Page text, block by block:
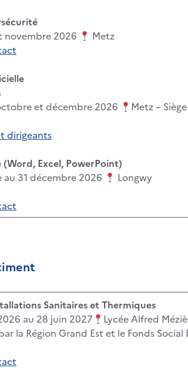
novembre 2026
Metz
et décembre 2026
Metz –
dirigeants
Excel, PowerPoint)
au 31 décembre 2026
Longwy
Sanitaires et Thermiques
au 28 juin 2027
Lycée Alfred
la Région Grand Est et le Fonds